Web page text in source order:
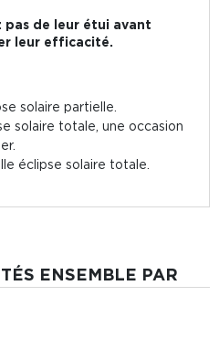
de leur étui avant
leur efficacité.
solaire partielle.
solaire totale, une occasion
éclipse solaire totale.
ENSEMBLE PAR